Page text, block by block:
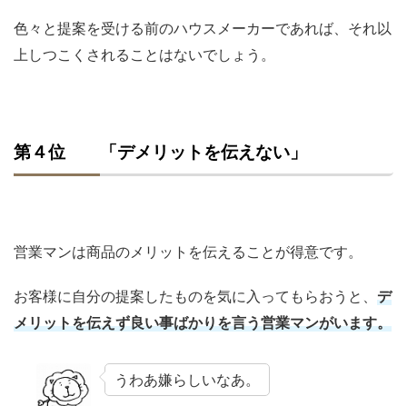
色々と提案を受ける前のハウスメーカーであれば、それ以
上しつこくされることはないでしょう。
第４位 「デメリットを伝えない」
営業マンは商品のメリットを伝えることが得意です。
お客様に自分の提案したものを気に入ってもらおうと、 デ
メリットを伝えず良い事ばかりを言う営業マンがいます。
うわあ嫌らしいなあ。